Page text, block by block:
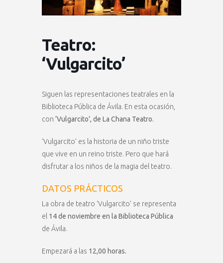
Teatro:
‘Vulgarcito’
Siguen las representaciones teatrales en la
Biblioteca Pública de Ávila. En esta ocasión,
con ‘Vulgarcito’, de La Chana Teatro.
‘Vulgarcito’ es la historia de un niño triste
que vive en un reino triste. Pero que hará
disfrutar a los niños de la magia del teatro.
DATOS PRÁCTICOS
La obra de teatro ‘Vulgarcito’ se representa
el 14 de noviembre en la Biblioteca Pública
de Ávila.
Empezará a las 12,00 horas.